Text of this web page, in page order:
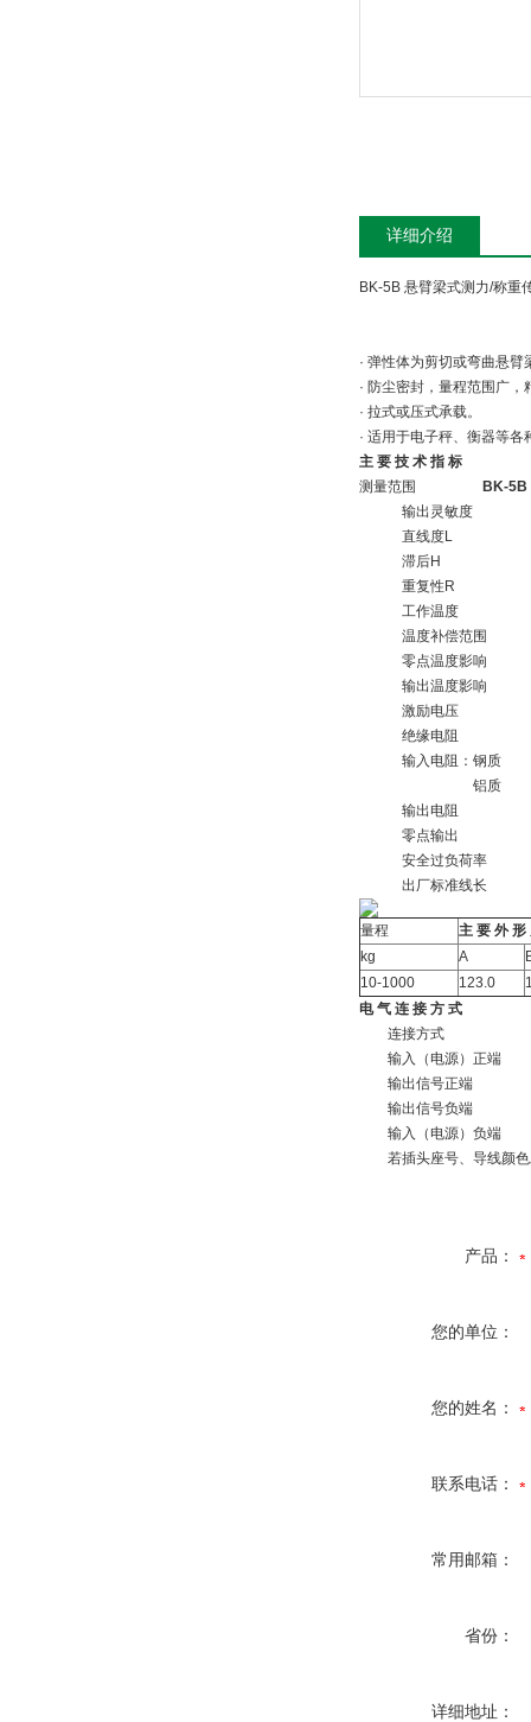
详细介绍
BK-5B 悬臂梁式测力/称重
· 弹性体为剪切或弯曲悬
· 防尘密封，量程范围广
· 拉式或压式承载。
· 适用于电子秤、衡器等
主 要 技 术 指 标
测量范围
BK-5B
输出灵敏度
直线度L
滞后H
重复性R
工作温度
温度补偿范围
零点温度影响
输出温度影响
激励电压
绝缘电阻
输入电阻：钢质
铝质
输出电阻
零点输出
安全过负荷率
出厂标准线长
量程
主 要 外 形
kg
A
10-1000
123.0
电 气 连 接 方 式
连接方式
输入（电源）正端
输出信号正端
输出信号负端
输入（电源）负端
若插头座号、导线颜色
产品：
您的单位：
您的姓名：
联系电话：
常用邮箱：
省份：
详细地址：